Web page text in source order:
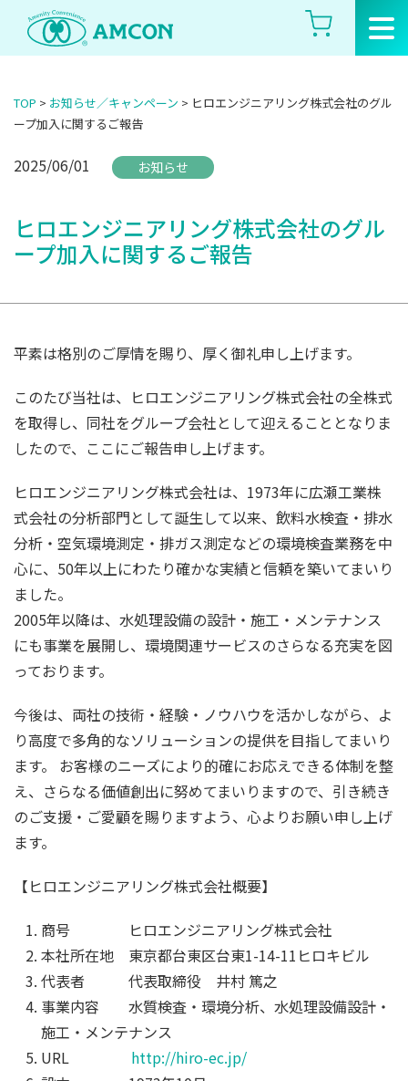
Skip
the
TOP > お知らせ／キャンペーン > ヒロエンジニアリング株式会社のグル
ープ加入に関するご報告
2025/06/01 お知らせ
ヒロエンジニアリング株式会社のグル
ープ加入に関するご報告
平素は格別のご厚情を賜り、厚く御礼申し上げます。
このたび当社は、ヒロエンジニアリング株式会社の全株式
を取得し、同社をグループ会社として迎えることとなりま
したので、ここにご報告申し上げます。
ヒロエンジニアリング株式会社は、1973年に広瀬工業株
式会社の分析部門として誕生して以来、飲料水検査・排水
分析・空気環境測定・排ガス測定などの環境検査業務を中
心に、50年以上にわたり確かな実績と信頼を築いてまいり
ました。
2005年以降は、水処理設備の設計・施工・メンテナンス
にも事業を展開し、環境関連サービスのさらなる充実を図
っております。
今後は、両社の技術・経験・ノウハウを活かしながら、よ
り高度で多角的なソリューションの提供を目指してまいり
ます。 お客様のニーズにより的確にお応えできる体制を整
え、さらなる価値創出に努めてまいりますので、引き続き
のご支援・ご愛顧を賜りますよう、心よりお願い申し上げ
ます。
【ヒロエンジニアリング株式会社概要】
商号 ヒロエンジニアリング株式会社
本社所在地 東京都台東区台東1-14-11ヒロキビル
代表者 代表取締役 井村 篤之
事業内容 水質検査・環境分析、水処理設備設計・
施工・メンテナンス
URL http://hiro-ec.jp/